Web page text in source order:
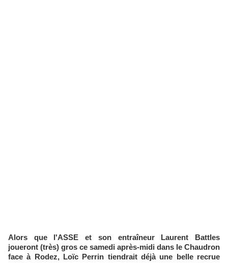
Alors que l'ASSE et son entraîneur Laurent Battles
joueront (très) gros ce samedi après-midi dans le Chaudron
face à Rodez, Loïc Perrin tiendrait déjà une belle recrue